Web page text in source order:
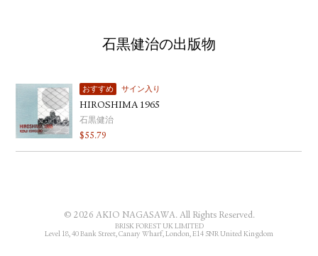
石黒健治の出版物
おすすめ サイン入り
HIROSHIMA 1965
石黒健治
$55.79
© 2026 AKIO NAGASAWA. All Rights Reserved.
BRISK FOREST UK LIMITED
Level 18, 40 Bank Street, Canary Wharf, London, E14 5NR United Kingdom